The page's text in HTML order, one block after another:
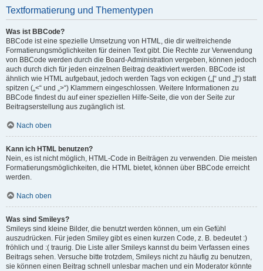
Textformatierung und Thementypen
Was ist BBCode?
BBCode ist eine spezielle Umsetzung von HTML, die dir weitreichende
Formatierungsmöglichkeiten für deinen Text gibt. Die Rechte zur Verwendung
von BBCode werden durch die Board-Administration vergeben, können jedoch
auch durch dich für jeden einzelnen Beitrag deaktiviert werden. BBCode ist
ähnlich wie HTML aufgebaut, jedoch werden Tags von eckigen („[“ und „]“) statt
spitzen („<“ und „>“) Klammern eingeschlossen. Weitere Informationen zu
BBCode findest du auf einer speziellen Hilfe-Seite, die von der Seite zur
Beitragserstellung aus zugänglich ist.
Nach oben
Kann ich HTML benutzen?
Nein, es ist nicht möglich, HTML-Code in Beiträgen zu verwenden. Die meisten
Formatierungsmöglichkeiten, die HTML bietet, können über BBCode erreicht
werden.
Nach oben
Was sind Smileys?
Smileys sind kleine Bilder, die benutzt werden können, um ein Gefühl
auszudrücken. Für jeden Smiley gibt es einen kurzen Code, z. B. bedeutet :)
fröhlich und :( traurig. Die Liste aller Smileys kannst du beim Verfassen eines
Beitrags sehen. Versuche bitte trotzdem, Smileys nicht zu häufig zu benutzen,
sie können einen Beitrag schnell unlesbar machen und ein Moderator könnte